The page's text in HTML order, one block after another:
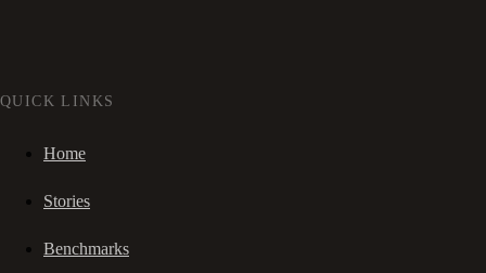
QUICK LINKS
Home
Stories
Benchmarks